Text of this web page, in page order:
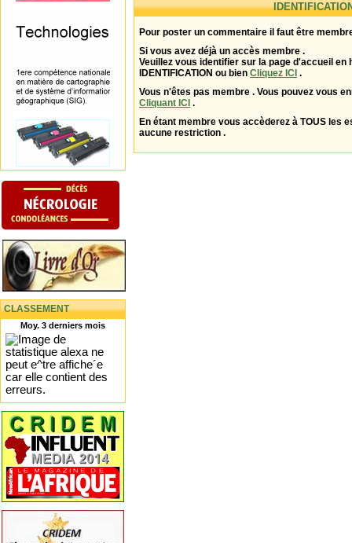
CLASSEMENT
Moy. 3 derniers mois
Pour poster un commentaire il faut être
Si vous avez déjà un accès membre .
Veuillez vous identifier sur la page d'accueil en
IDENTIFICATION ou bien Cliquez ICI .
Vous n'êtes pas membre . Vous pouvez vous
Cliquant ICI .
En étant membre vous accèderez à TOUS les
aucune restriction .